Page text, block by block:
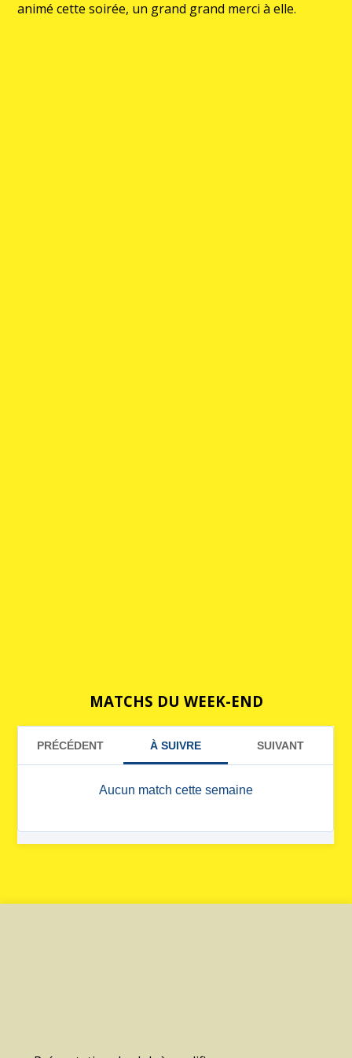
animé cette soirée, un grand grand merci à elle.
MATCHS DU WEEK-END